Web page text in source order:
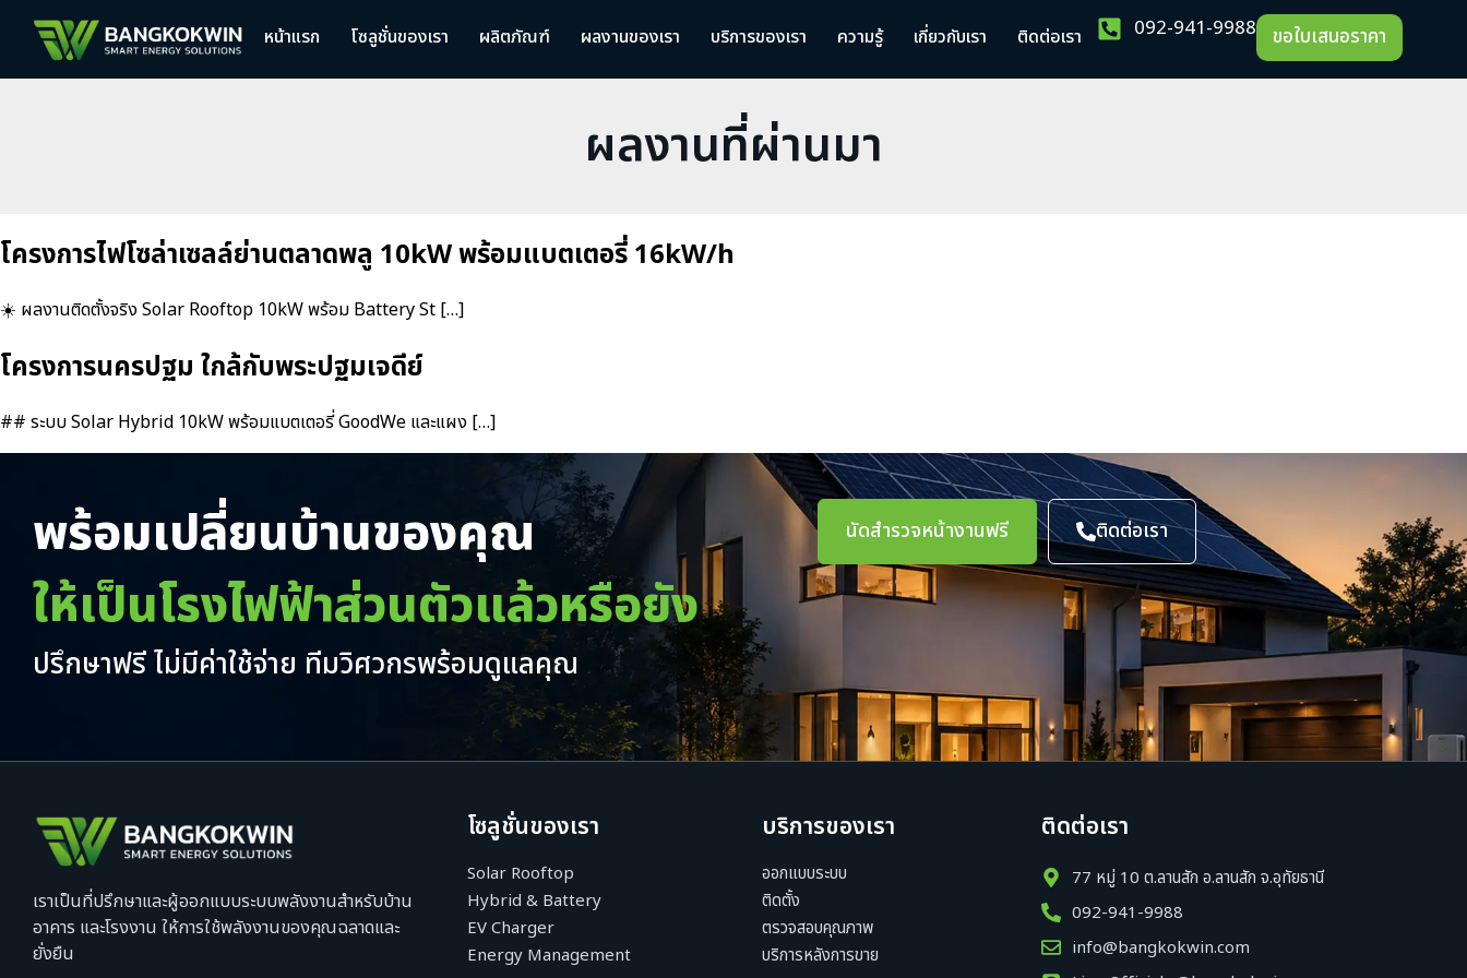
หน้าแรก โซลูชั่นของเรา ผลิตภัณฑ์ ผลงานของเรา บริการของเรา ความรู้ เกี่ยวกับเรา ติดต่อเรา 092-941-9988 ขอใบเสนอราคา
ผลงานที่ผ่านมา
โครงการไฟโซล่าเซลล์ย่านตลาดพลู 10kW พร้อมแบตเตอรี่ 16kW/h
☀️ ผลงานติดตั้งจริง Solar Rooftop 10kW พร้อม Battery St […]
โครงการนครปฐม ใกล้กับพระปฐมเจดีย์
## ระบบ Solar Hybrid 10kW พร้อมแบตเตอรี่ GoodWe และแผง […]
พร้อมเปลี่ยนบ้านของคุณ
ให้เป็นโรงไฟฟ้าส่วนตัวแล้วหรือยัง
ปรึกษาฟรี ไม่มีค่าใช้จ่าย ทีมวิศวกรพร้อมดูแลคุณ
นัดสำรวจหน้างานฟรี ติดต่อเรา
เราเป็นที่ปรึกษาและผู้ออกแบบระบบพลังงานสำหรับบ้าน
อาคาร และโรงงาน ให้การใช้พลังงานของคุณฉลาดและ
ยั่งยืน
โซลูชั่นของเรา
Solar Rooftop
Hybrid & Battery
EV Charger
Energy Management
บริการของเรา
ออกแบบระบบ
ติดตั้ง
ตรวจสอบคุณภาพ
บริการหลังการขาย
ติดต่อเรา
77 หมู่ 10 ต.ลานสัก อ.ลานสัก จ.อุทัยธานี
092-941-9988
info@bangkokwin.com